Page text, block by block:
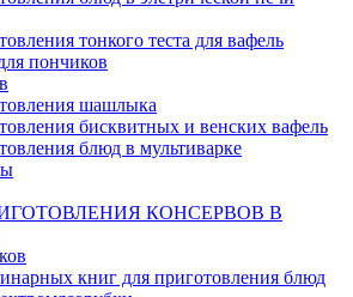
тонкого теста для вафель
пончиков
шашлыка
бисквитных и венских вафель
блюд в мультиварке
КОНСЕРВОВ В
книг для приготовления блюд